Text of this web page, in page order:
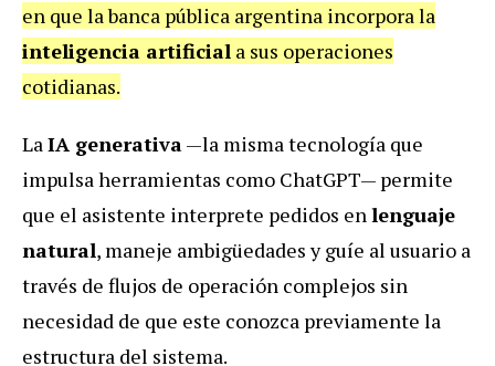
en que la banca pública argentina incorpora la
inteligencia artificial a sus operaciones
cotidianas.
LaIA generativa—la misma tecnología que
impulsa herramientas como ChatGPT— permite
que el asistente interprete pedidos enlenguaje
natural, maneje ambigüedades y guíe al usuario a
través de flujos de operación complejos sin
necesidad de que este conozca previamente la
estructura del sistema.